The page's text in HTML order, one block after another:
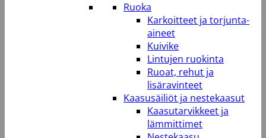
Ruoka
Karkoitteet ja torjunta-
aineet
Kuivike
Lintujen ruokinta
Ruoat, rehut ja
lisäravinteet
Kaasusäiliöt ja nestekaasut
Kaasutarvikkeet ja
lämmittimet